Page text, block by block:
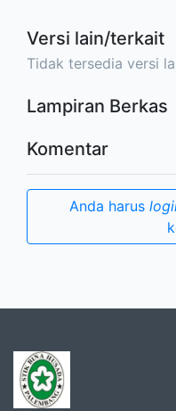
Versi lain/terkait
Tidak tersedia versi
Lampiran Berkas
Komentar
Anda harus